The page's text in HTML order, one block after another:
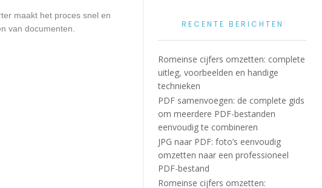
maakt het proces snel en
van documenten.
RECENTE BERICHTEN
Romeinse cijfers omzetten: complete
uitleg, voorbeelden en handige
technieken
PDF samenvoegen: de complete gids
om meerdere PDF-bestanden
eenvoudig te combineren
JPG naar PDF: foto’s eenvoudig
omzetten naar een professioneel
PDF-bestand
Romeinse cijfers omzetten: